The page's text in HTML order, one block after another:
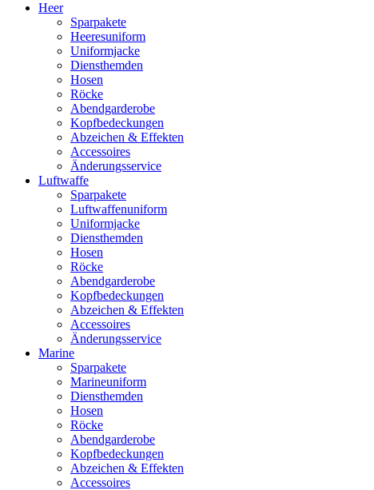
Heer
Sparpakete
Heeresuniform
Uniformjacke
Diensthemden
Hosen
Röcke
Abendgarderobe
Kopfbedeckungen
Abzeichen & Effekten
Accessoires
Änderungsservice
Luftwaffe
Sparpakete
Luftwaffenuniform
Uniformjacke
Diensthemden
Hosen
Röcke
Abendgarderobe
Kopfbedeckungen
Abzeichen & Effekten
Accessoires
Änderungsservice
Marine
Sparpakete
Marineuniform
Diensthemden
Hosen
Röcke
Abendgarderobe
Kopfbedeckungen
Abzeichen & Effekten
Accessoires